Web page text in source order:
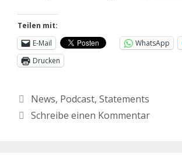
Teilen mit:
E-Mail
WhatsApp
Drucken
News, Podcast, Statements
Schreibe einen Kommentar